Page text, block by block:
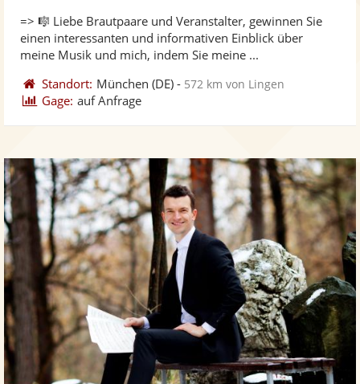
Fotos
5
=> 🎼 Liebe Brautpaare und Veranstalter, gewinnen Sie
einen interessanten und informativen Einblick über
meine Musik und mich, indem Sie meine ...
Standort: München (DE) - 572 km von Lingen
Gage: auf Anfrage